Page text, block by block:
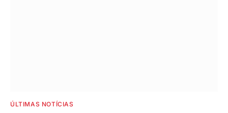
ÚLTIMAS NOTÍCIAS